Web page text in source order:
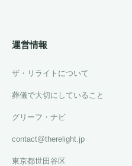
運営情報
ザ・リライトについて
葬儀で大切にしていること
グリーフ・ナビ
contact@therelight.jp
東京都世田谷区